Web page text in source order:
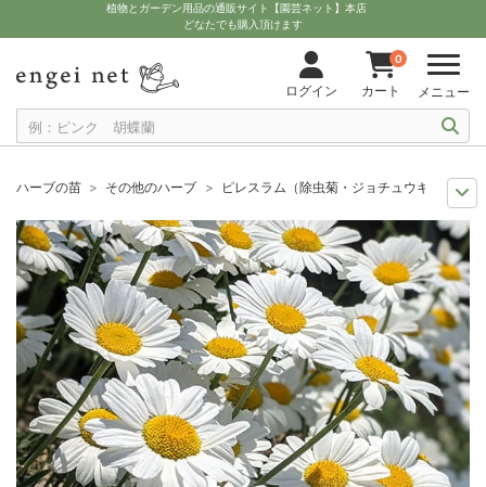
植物とガーデン用品の通販サイト【園芸ネット】本店
どなたでも購入頂けます
ログイン
0
カート メニュー
ハーブの苗 その他のハーブ
ピレスラム（除虫菊・ジョチュウギク）：
夏の園芸
虫よけグッズ ピレスラム（除虫菊・ジョチュウギク）：白花3